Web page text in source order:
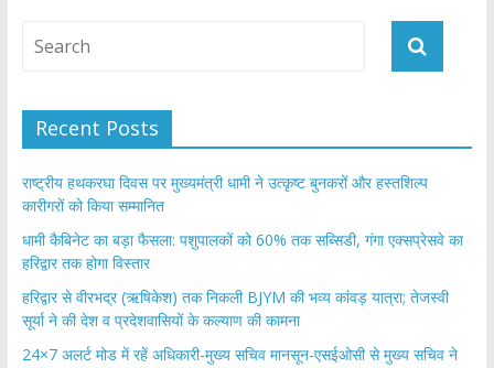
Recent Posts
राष्ट्रीय हथकरघा दिवस पर मुख्यमंत्री धामी ने उत्कृष्ट बुनकरों और हस्तशिल्प
कारीगरों को किया सम्मानित
​धामी कैबिनेट का बड़ा फैसला: पशुपालकों को 60% तक सब्सिडी, गंगा एक्सप्रेसवे का
हरिद्वार तक होगा विस्तार
​हरिद्वार से वीरभद्र (ऋषिकेश) तक निकली BJYM की भव्य कांवड़ यात्रा; तेजस्वी
सूर्या ने की देश व प्रदेशवासियों के कल्याण की कामना
24×7 अलर्ट मोड में रहें अधिकारी-मुख्य सचिव मानसून-एसईओसी से मुख्य सचिव ने